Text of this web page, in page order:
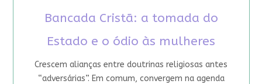
Bancada Cristã: a tomada do
Estado e o ódio às mulheres
Crescem alianças entre doutrinas religiosas antes
“adversárias”. Em comum, convergem na agenda